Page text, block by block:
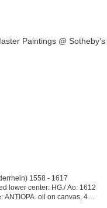
1558 - 1617
lower center: HG./ Ao. 1612
oil on canvas, 48